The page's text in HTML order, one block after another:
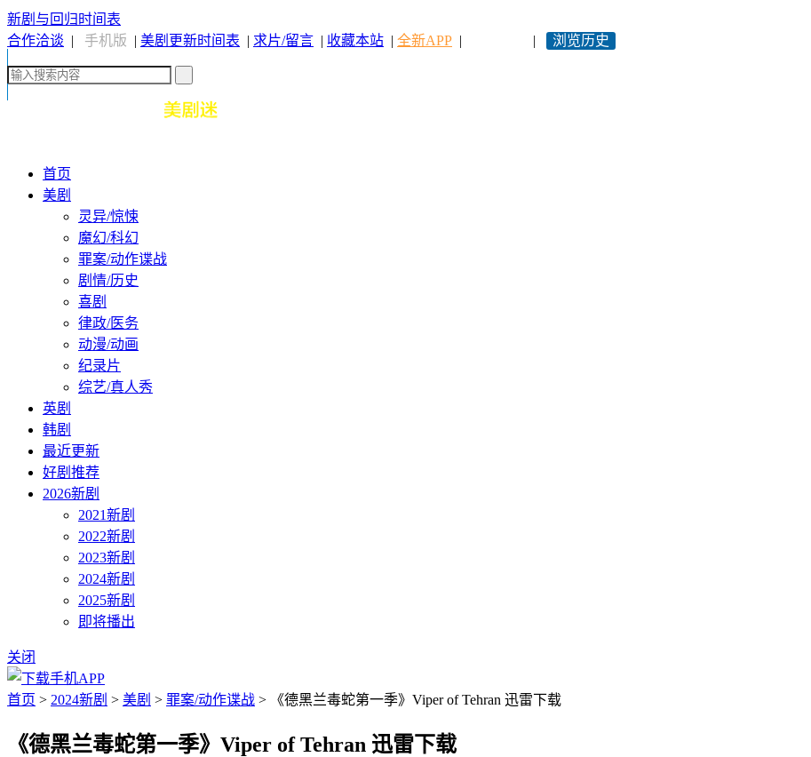
新剧与回归时间表
合作洽谈 | 手机版 | 美剧更新时间表 | 求片/留言 | 收藏本站 | 全新APP | | 浏览历史
首页
美剧
灵异/惊悚
魔幻/科幻
罪案/动作谍战
剧情/历史
喜剧
律政/医务
动漫/动画
纪录片
综艺/真人秀
英剧
韩剧
最近更新
好剧推荐
2026新剧
2021新剧
2022新剧
2023新剧
2024新剧
2025新剧
即将播出
关闭
首页 > 2024新剧 > 美剧 > 罪案/动作谍战 > 《德黑兰毒蛇第一季》Viper of Tehran 迅雷下载
《德黑兰毒蛇第一季》Viper of Tehran 迅雷下载